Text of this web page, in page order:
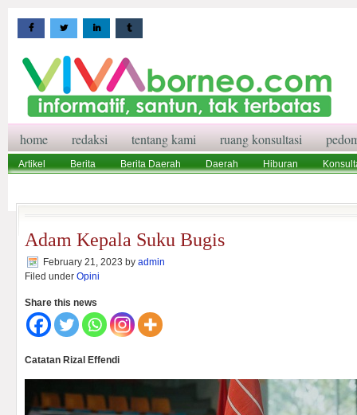
home redaksi tentang kami ruang konsultasi
Artikel Berita Berita Daerah Daerah Hiburan
Adam Kepala Suku Bugis
February 21, 2023 by admin
Filed under Opini
Share this news
Catatan Rizal Effendi